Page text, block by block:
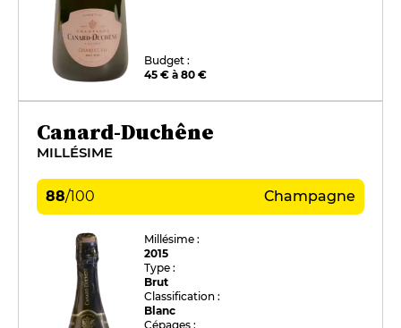
Budget :
45 € à 80 €
Canard-Duchêne
MILLÉSIME
88/100 Champagne
Millésime :
2015
Type :
Brut
Classification :
Blanc
Cépages :